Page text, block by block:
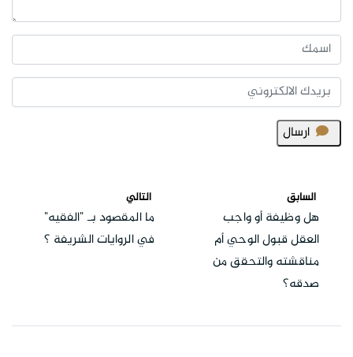
ارسال
السابق
هل وظيفة أو واجب
العقل قبول الوحي أم
مناقشته والتحقق من
صدقه؟
التالي
ما المقصود بـ "الفقيه"
في الروايات الشريفة ؟